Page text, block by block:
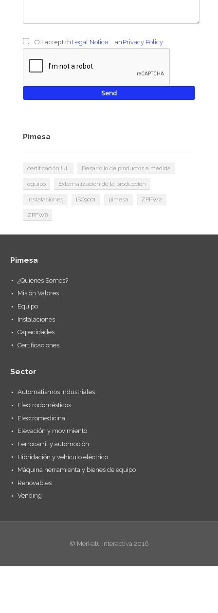
(*) I accept theLegal Notice andPrivacy Policy
Pimesa
certificación UL Desarrollo de productos a medida
equipo Externalizacion de la producción
instalaciones ISO9001 pimesa ZPFW2
ZPFW8
Pimesa
¿Quienes Somos?
Misión Valores
Equipo
Instalaciones
Capacidades
Certificaciones
Sector
Automatismos industriales
Electrodomésticos
Electromedicina
Elevación y movimiento
Ferrocarril y automoción
Hibridación y vehículo eléctrico
Máquina herramienta y bienes de equipo
Renovables
Vending
© Merkatu Interactiva 2016